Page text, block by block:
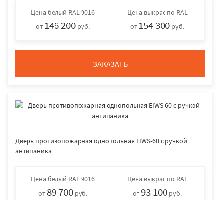
Цена белый RAL 9016
от 146 200 руб.
Цена выкрас по RAL
от 154 300 руб.
ЗАКАЗАТЬ
Дверь противопожарная однопольная EIWS-60 с ручкой
антипаника
Цена белый RAL 9016
от 89 700 руб.
Цена выкрас по RAL
от93 100 руб.